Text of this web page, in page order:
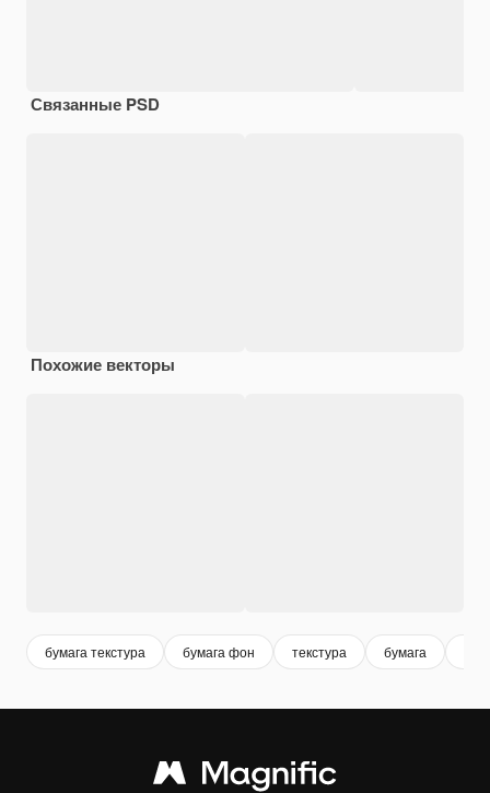
Связанные PSD
Похожие векторы
бумага текстура бумага фон текстура бумага